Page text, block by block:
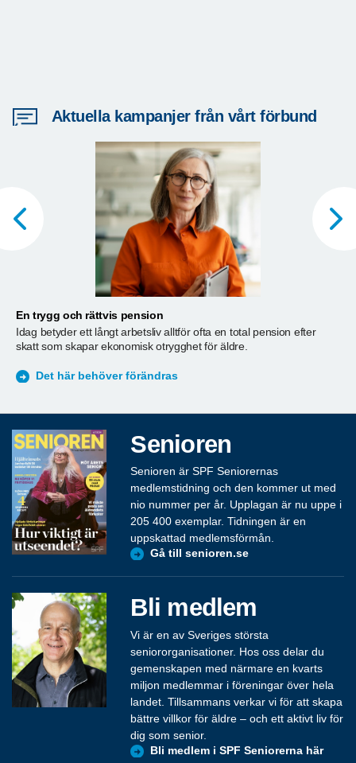
Aktuella kampanjer från vårt förbund
En trygg och rättvis pension
Idag betyder ett långt arbetsliv alltför ofta en total pension efter
skatt som skapar ekonomisk otrygghet för äldre.
Det här behöver förändras
Senioren
Senioren är SPF Seniorernas
medlemstidning och den kommer ut med
nio nummer per år. Upplagan är nu uppe i
205 400 exemplar. Tidningen är en
uppskattad medlemsförmån.
Gå till senioren.se
Bli medlem
Vi är en av Sveriges största
seniororganisationer. Hos oss delar du
gemenskapen med närmare en kvarts
miljon medlemmar i föreningar över hela
landet. Tillsammans verkar vi för att skapa
bättre villkor för äldre – och ett aktivt liv för
dig som senior.
Bli medlem i SPF Seniorerna här